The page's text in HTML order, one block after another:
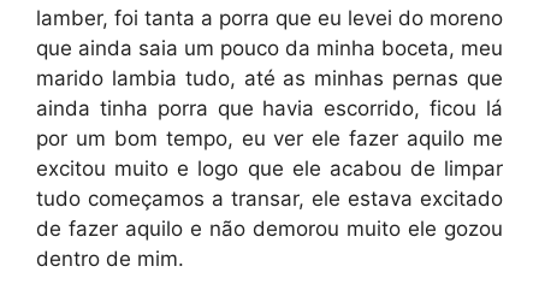
lamber, foi tanta a porra que eu levei do moreno
que ainda saia um pouco da minha boceta, meu
marido lambia tudo, até as minhas pernas que
ainda tinha porra que havia escorrido, ficou lá
por um bom tempo, eu ver ele fazer aquilo me
excitou muito e logo que ele acabou de limpar
tudo começamos a transar, ele estava excitado
de fazer aquilo e não demorou muito ele gozou
dentro de mim.